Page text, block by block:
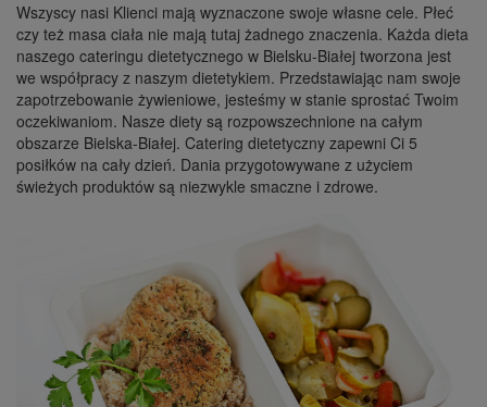
Wszyscy nasi Klienci mają wyznaczone swoje własne cele. Płeć
czy też masa ciała nie mają tutaj żadnego znaczenia. Każda dieta
naszego cateringu dietetycznego w Bielsku-Białej tworzona jest
we współpracy z naszym dietetykiem. Przedstawiając nam swoje
zapotrzebowanie żywieniowe, jesteśmy w stanie sprostać Twoim
oczekiwaniom. Nasze diety są rozpowszechnione na całym
obszarze Bielska-Białej. Catering dietetyczny zapewni Ci 5
posiłków na cały dzień. Dania przygotowywane z użyciem
świeżych produktów są niezwykle smaczne i zdrowe.